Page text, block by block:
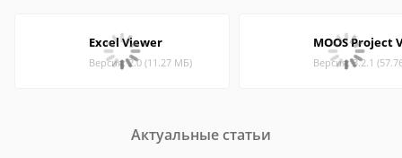
Excel Viewer
Версия: 2.0 (11.27 МБ)
MOOS Project
Версия: 3.2.1
Актуальные статьи